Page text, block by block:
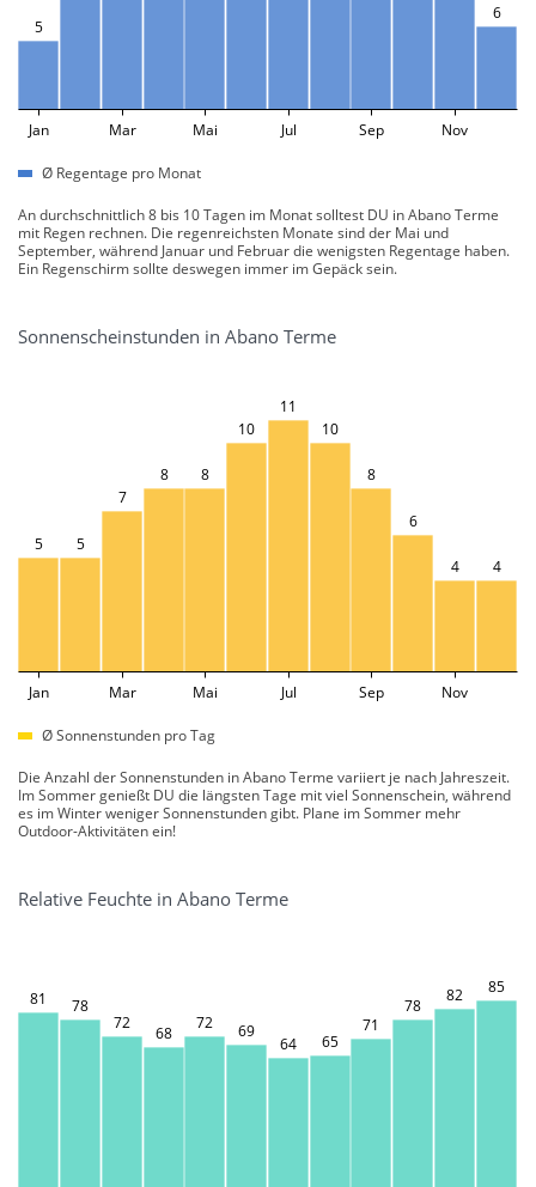
5
6
Jan Mar Mai Jul Sep Nov
Ø Regentage pro Monat
An durchschnittlich 8 bis 10 Tagen im Monat solltest DU in Abano Terme
mit Regen rechnen. Die regenreichsten Monate sind der Mai und
September, während Januar und Februar die wenigsten Regentage haben.
Ein Regenschirm sollte deswegen immer im Gepäck sein.
Sonnenscheinstunden in Abano Terme
5 5
7
8 8
10
11
10
8
6
4 4
Jan Mar Mai Jul Sep Nov
Ø Sonnenstunden pro Tag
Die Anzahl der Sonnenstunden in Abano Terme variiert je nach Jahreszeit.
Im Sommer genießt DU die längsten Tage mit viel Sonnenschein, während
es im Winter weniger Sonnenstunden gibt. Plane im Sommer mehr
Outdoor-Aktivitäten ein!
Relative Feuchte in Abano Terme
81
78
72
68
72 69
64 65
71
78
82 85